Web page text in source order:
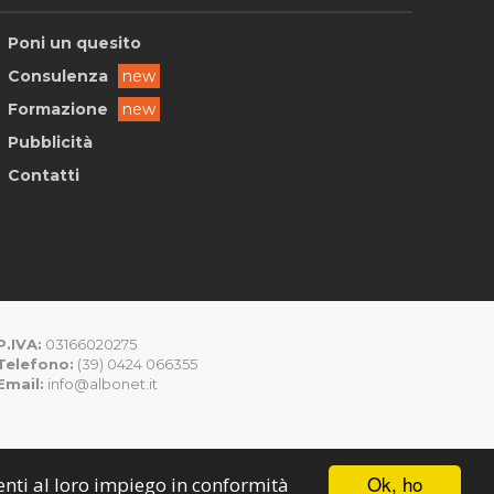
Ok, ho
al loro impiego in conformità
Poni un quesito
Consulenza
new
Formazione
new
Pubblicità
Contatti
03166020275
(39) 0424 066355
info@albonet.it